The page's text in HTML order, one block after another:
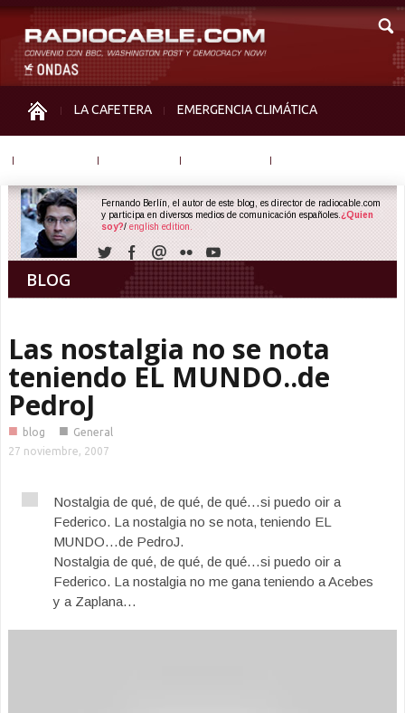
LA CAFETERA EMERGENCIA CLIMÁTICA
BLOG
Fernando Berlín, el autor de este blog, es director de radiocable.com
y participa en diversos medios de comunicación españoles. ¿Quien
soy?/ english edition.
Las nostalgia no se nota
teniendo EL MUNDO..de
PedroJ
■ blog ■ General
27 noviembre, 2007
Nostalgia de qué, de qué, de qué…si puedo oir a
Federico. La nostalgia no se nota, teniendo EL
MUNDO…de PedroJ.
Nostalgia de qué, de qué, de qué…si puedo oir a
Federico. La nostalgia no me gana teniendo a Acebes
y a Zaplana…